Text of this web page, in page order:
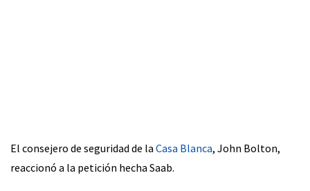
El consejero de seguridad de la Casa Blanca, John Bolton,
reaccionó a la petición hecha Saab.